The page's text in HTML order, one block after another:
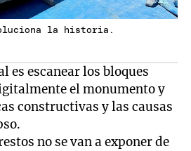
la historia.
es escanear los bloques
el monumento y
constructivas y las causas
no se van a exponer de